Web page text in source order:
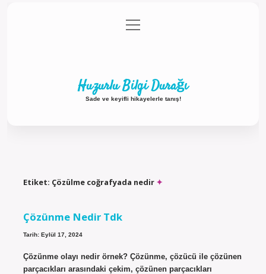
Gizlilik Politikası
menüyü
aç
Huzurlu Bilgi Durağı
Sade ve keyifli hikayelerle tanış!
Etiket: Çözülme coğrafyada nedir
Çözünme Nedir Tdk
Tarih: Eylül 17, 2024
Çözünme olayı nedir örnek? Çözünme, çözücü ile çözünen
parçacıkları arasındaki çekim, çözünen parçacıkları